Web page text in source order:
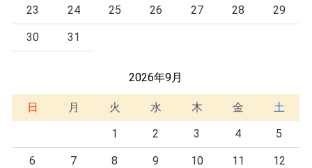
23 24 25 26 27 28 29
30 31
2026年9月
日 月 火 水 木 金
土
1
2 3 4 5
6 7 8 9 10 11 12